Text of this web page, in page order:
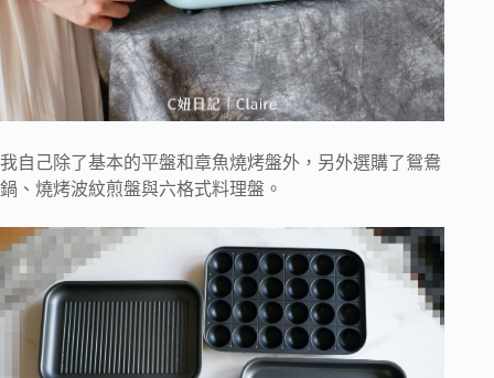
我自己除了基本的平盤和章魚燒烤盤外，另外選購了鴛鴦
鍋、燒烤波紋煎盤與六格式料理盤。